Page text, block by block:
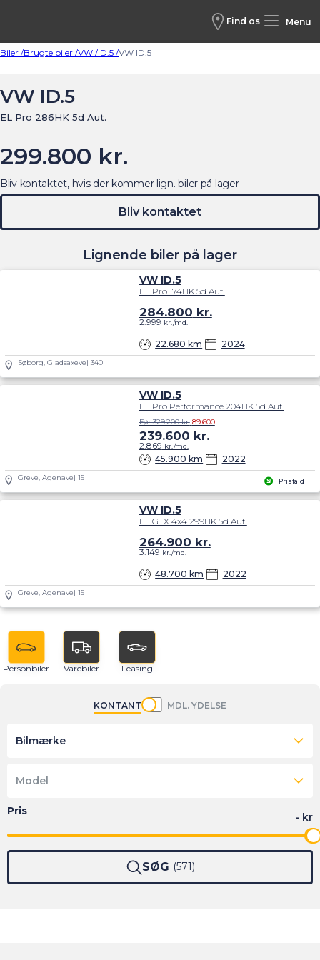
Find os Menu
Biler /Brugte biler /VW /ID.5 /VW ID.5
VW ID.5
EL Pro 286HK 5d Aut.
299.800 kr.
Lignende biler på lager
VW ID.5
EL Pro 174HK 5d Aut.
22.680 km 2024
284.800 kr.
2.999 kr./md.
Søborg, Gladsaxevej 340
Prisfald
VW ID.5
EL Pro Performance 204HK 5d Aut.
45.900 km 2022
Før 329.200 kr. 89.600
239.600 kr.
2.869 kr./md.
Greve, Agenavej 15
VW ID.5
EL GTX 4x4 299HK 5d Aut.
48.700 km 2022
264.900 kr.
3.149 kr./md.
Greve, Agenavej 15
Bliv kontaktet, hvis der kommer lign. biler på lager
Bliv kontaktet
Personbiler Varebiler Leasing
KONTANT MDL. YDELSE
Bilmærke
Model
SØG 571